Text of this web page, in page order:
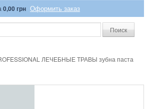
ЛЕЧЕБНЫЕ ТРАВЫ зубна паста
0,00 грн Оформить заказ